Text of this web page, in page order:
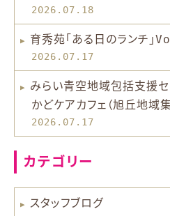
2026.07.18
育秀苑「ある日のランチ
2026.07.17
みらい青空地域包括支援セ
かどケアカフェ（旭丘地域
2026.07.17
カテゴリー
スタッフブログ